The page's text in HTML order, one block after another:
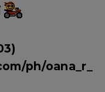
ph/oana_r_